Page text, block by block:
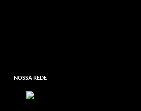
NOSSA REDE